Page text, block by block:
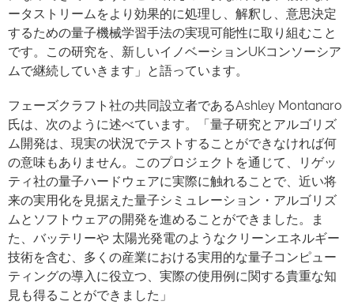
ータストリームをより効果的に処理し、解釈し、意思決定
するための量子機械学習手法の実現可能性に取り組むこと
です。この研究を、新しいイノベーションUKコンソーシア
ムで継続していきます」と語っています。
フェーズクラフト社の共同設立者であるAshley Montanaro
氏は、次のように述べています。「量子研究とアルゴリズ
ム開発は、現実の状況でテストすることができなければ何
の意味もありません。このプロジェクトを通じて、リゲッ
ティ社の量子ハードウェアに実際に触れることで、近い将
来の実用化を見据えた量子シミュレーション・アルゴリズ
ムとソフトウェアの開発を進めることができました。ま
た、バッテリーや 太陽光発電のようなクリーンエネルギー
技術を含む、多くの産業における実用的な量子コンピュー
ティングの導入に役立つ、実際の使用例に関する貴重な知
見も得ることができました」